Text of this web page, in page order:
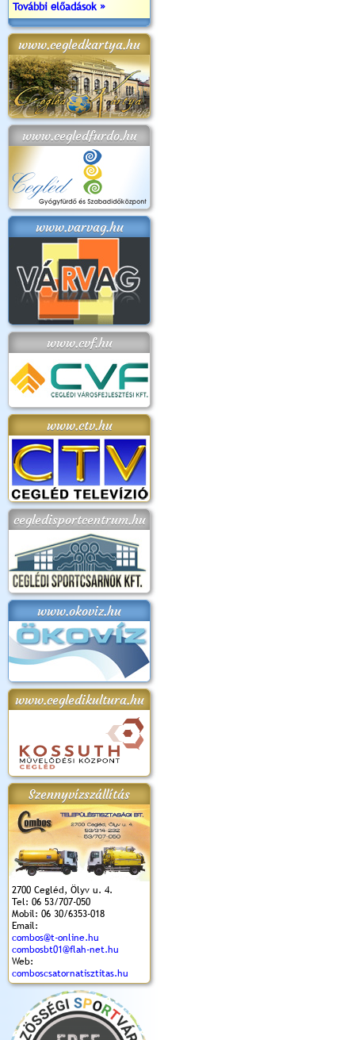
További előadások »
www.cegledkartya.hu
www.cegledfurdo.hu
www.varvag.hu
www.cvf.hu
www.ctv.hu
cegledisportcentrum.hu
www.okoviz.hu
www.cegledikultura.hu
Szennyvízszállítás
2700 Cegléd, Ölyv u. 4.
Tel: 06 53/707-050
Mobil: 06 30/6353-018
Email:
combos@t-online.hu
combosbt01@flah-net.hu
Web:
comboscsatornatisztitas.hu
2018.
Kossuth Toborzó
Ünnepély
Szent István Ünnepe
(2017. 08. 20.)